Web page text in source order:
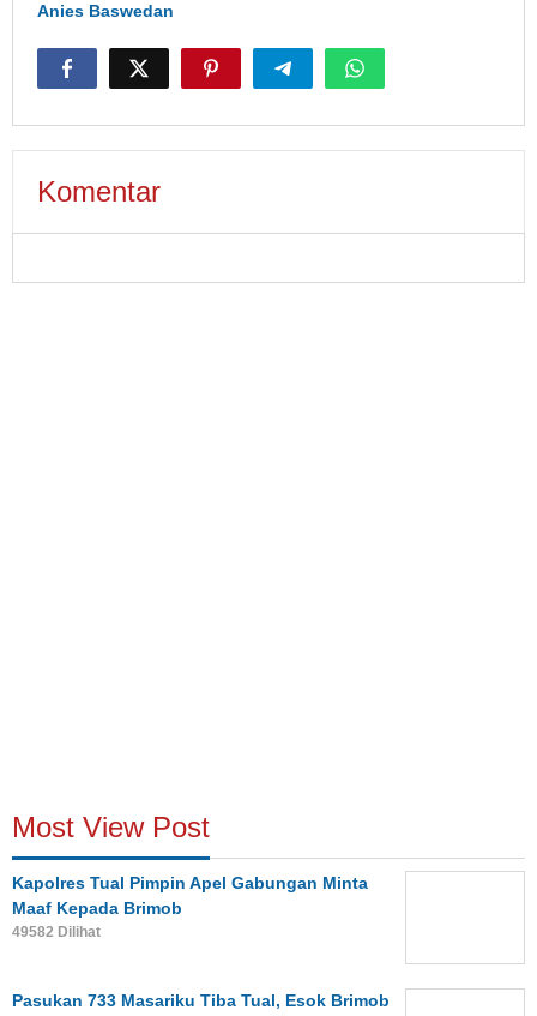
Anies Baswedan
Komentar
Most View Post
Kapolres Tual Pimpin Apel Gabungan Minta
Maaf Kepada Brimob
49582 Dilihat
Pasukan 733 Masariku Tiba Tual, Esok Brimob